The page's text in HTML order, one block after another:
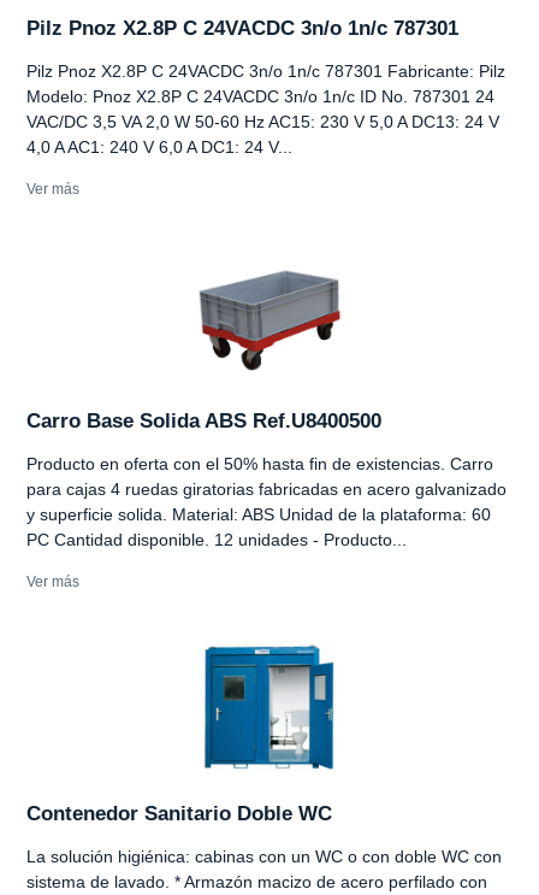
Pilz Pnoz X2.8P C 24VACDC 3n/o 1n/c 787301
Pilz Pnoz X2.8P C 24VACDC 3n/o 1n/c 787301 Fabricante: Pilz
Modelo: Pnoz X2.8P C 24VACDC 3n/o 1n/c ID No. 787301 24
VAC/DC 3,5 VA 2,0 W 50-60 Hz AC15: 230 V 5,0 A DC13: 24 V
4,0 A AC1: 240 V 6,0 A DC1: 24 V...
Ver más
Carro Base Solida ABS Ref.U8400500
Producto en oferta con el 50% hasta fin de existencias. Carro
para cajas 4 ruedas giratorias fabricadas en acero galvanizado
y superficie solida. Material: ABS Unidad de la plataforma: 60
PC Cantidad disponible. 12 unidades - Producto...
Ver más
Contenedor Sanitario Doble WC
La solución higiénica: cabinas con un WC o con doble WC con
sistema de lavado. * Armazón macizo de acero perfilado con